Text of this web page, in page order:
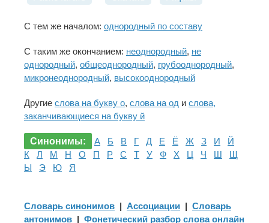
С тем же началом: однородный по составу
С таким же окончанием: неоднородный, не
однородный, общеоднородный, грубооднородный,
микронеоднородный, высокооднородный
Другие слова на букву о, слова на од и слова,
заканчивающиеся на букву й
Синонимы: А Б В Г Д Е Ё Ж З И
Й
К
Л М Н О П Р С Т У Ф Х Ц Ч Ш
Щ
Ы
Э Ю Я
Словарь синонимов | Ассоциации | Словарь
антонимов | Фонетический разбор слова онлайн